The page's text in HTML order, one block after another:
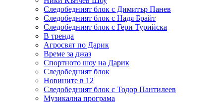
Следобедният блок с Димитър Панев
Следобедният блок с Надя Брайт
Следобедният блок с Гери Турийска
В тренда
Агросвят по Дарик
Време за джаз
Спортното шоу на Дарик
Следобедният блок
Новините в 12
Следобедният блок с Тодор Пантилеев
Музикална програма